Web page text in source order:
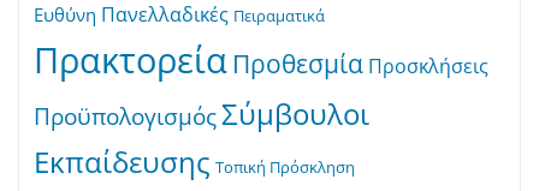
Ευθύνη Πανελλαδικές Πειραματικά
Πρακτορεία Προθεσμία Προσκλήσεις
ΠροϋπολογισμόςΣύμβουλοι
Εκπαίδευσης Τοπική Πρόσκληση